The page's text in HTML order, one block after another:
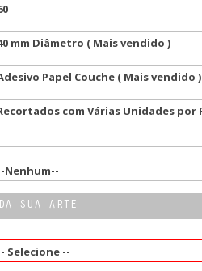
mm Diâmetro ( Mais vendido )
Papel Couche ( Mais vendido )
Nenhum--
SUA ARTE
Selecione --